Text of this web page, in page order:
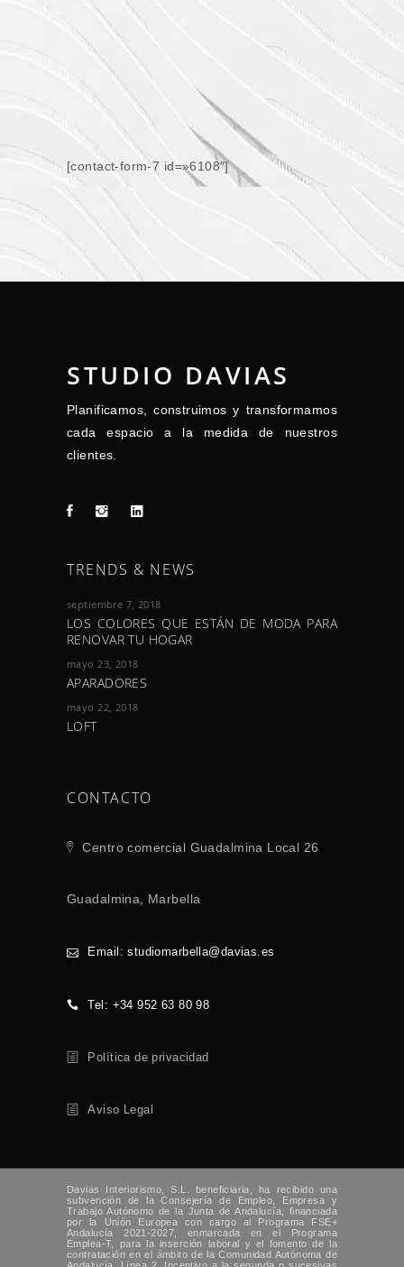
[contact-form-7 id=»6108″]
STUDIO DAVIAS
Planificamos, construimos y transformamos
cada espacio a la medida de nuestros
clientes.
TRENDS & NEWS
septiembre 7, 2018
LOS COLORES QUE ESTÁN DE MODA PARA
RENOVAR TU HOGAR
mayo 23, 2018
APARADORES
mayo 22, 2018
LOFT
CONTACTO
Centro comercial Guadalmina Local 26
Guadalmina, Marbella
Email: studiomarbella@davias.es
Tel: +34 952 63 80 98
Política de privacidad
Aviso Legal
Davias Interiorismo, S.L. beneficiaria, ha recibido una
subvención de la Consejería de Empleo, Empresa y
Trabajo Autónomo de la Junta de Andalucía, financiada
por la Unión Europea con cargo al Programa FSE+
Andalucía 2021-2027, enmarcada en el Programa
Emplea-T, para la inserción laboral y el fomento de la
contratación en el ámbito de la Comunidad Autónoma de